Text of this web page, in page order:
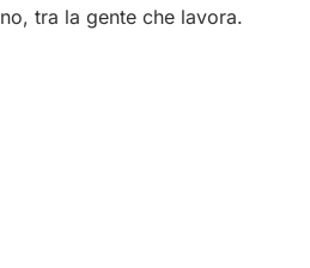
tra la gente che lavora.